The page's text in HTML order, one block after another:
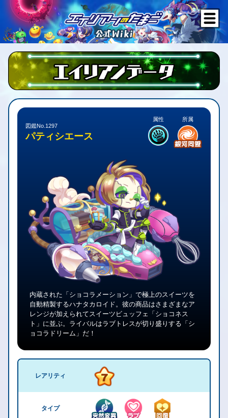
図鑑No.1297
パティシエース
属性 所属
内蔵された「ショコラメーション」で極上のスイーツを
自動精製するハナタカロイド。彼の商品はさまざまなア
レンジが加えられてスイーツビュッフェ「ショコネス
ト」に並ぶ。ライバルはラブトレスが切り盛りする「シ
ョコラドリーム」だ！
レアリティ
タイプ